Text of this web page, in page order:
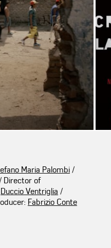
Maria Palombi/
Director of
Duccio Ventriglia /
Fabrizio Conte